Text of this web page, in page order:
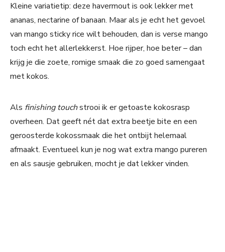
Kleine variatietip: deze havermout is ook lekker met
ananas, nectarine of banaan. Maar als je echt het gevoel
van mango sticky rice wilt behouden, dan is verse mango
toch echt het allerlekkerst. Hoe rijper, hoe beter – dan
krijg je die zoete, romige smaak die zo goed samengaat
met kokos.
Als finishing touchstrooi ik er getoaste kokosrasp
overheen. Dat geeft nét dat extra beetje bite en een
geroosterde kokossmaak die het ontbijt helemaal
afmaakt. Eventueel kun je nog wat extra mango pureren
en als sausje gebruiken, mocht je dat lekker vinden.